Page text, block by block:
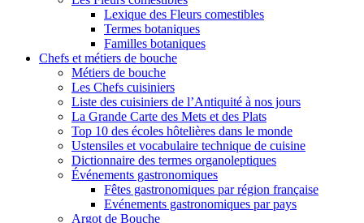
Lexique des Fleurs comestibles
Termes botaniques
Familles botaniques
Chefs et métiers de bouche
Métiers de bouche
Les Chefs cuisiniers
Liste des cuisiniers de l’Antiquité à nos jours
La Grande Carte des Mets et des Plats
Top 10 des écoles hôtelières dans le monde
Ustensiles et vocabulaire technique de cuisine
Dictionnaire des termes organoleptiques
Événements gastronomiques
Fêtes gastronomiques par région française
Evénements gastronomiques par pays
Argot de Bouche